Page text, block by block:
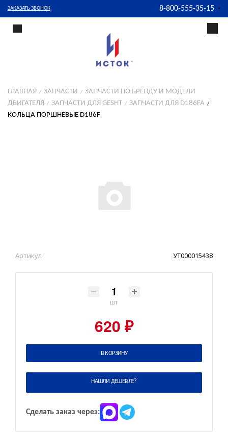
ЗАКАЗАТЬ ЗВОНОК 8-800-555-35-15
ГЛАВНАЯ ЗАПЧАСТИ
ЗАПЧАСТИ ПО БРЕНДУ И МОДЕЛИ
ДВИГАТЕЛЯ
ЗАПЧАСТИ ДЛЯ GESHT
ЗАПЧАСТИ ДЛЯ D186FA
КОЛЬЦА ПОРШНЕВЫЕ D186F
Артикул УТ000015438
шт
620 ₽
В КОРЗИНУ
НАШЛИ ДЕШЕВЛЕ?
Сделать заказ через: